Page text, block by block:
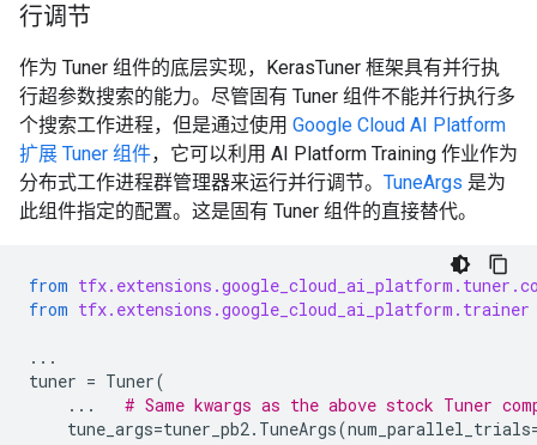
行调节
作为 Tuner 组件的底层实现，KerasTuner 框架具有并行执
行超参数搜索的能力。尽管固有 Tuner 组件不能并行执行多
个搜索工作进程，但是通过使用 Google Cloud AI Platform
扩展 Tuner 组件，它可以利用 AI Platform Training 作业作为
分布式工作进程群管理器来运行并行调节。 TuneArgs 是为
此组件指定的配置。这是固有 Tuner 组件的直接替代。
from
from tfx.extensions.google_cloud_ai_platform.trainer
...
tuner = Tuner(
...
# Same kwargs as the above stock Tuner
tune_args=tuner_pb2. TuneArgs(num_parallel_trials